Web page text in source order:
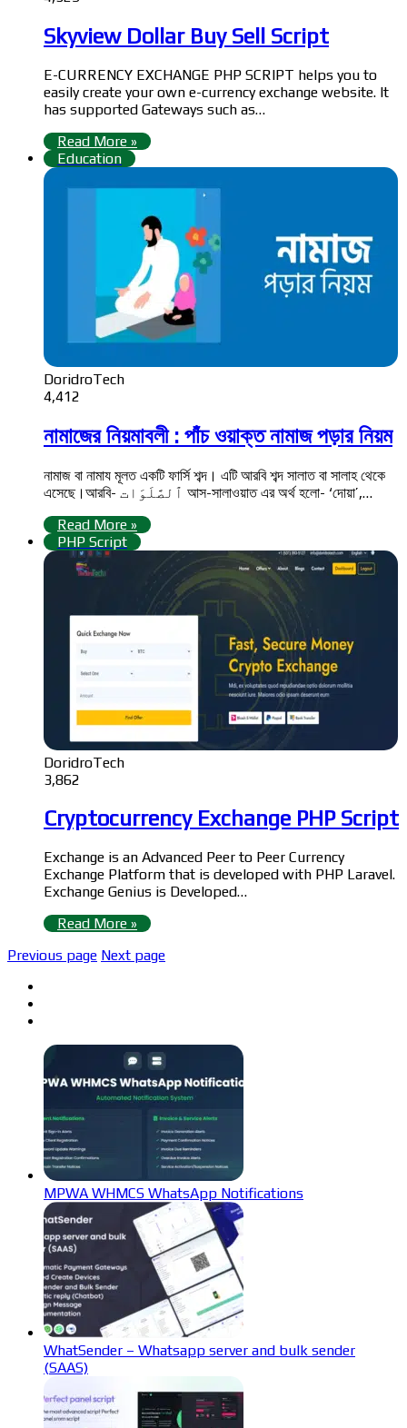
Skyview Dollar Buy Sell Script
E-CURRENCY EXCHANGE PHP SCRIPT helps you to
easily create your own e-currency exchange website. It
has supported Gateways such as…
Read More »
Education
DoridroTech
4,412
নামাজের নিয়মাবলী : পাঁচ ওয়াক্ত নামাজ পড়ার নিয়ম
নামাজ বা নামায মূলত একটি ফার্সি শব্দ। এটি আরবি শব্দ সালাত বা সালাহ থেকে
এসেছে।আরবি- ٱلصَّلَوَات‎‎ আস-সালাওয়াত এর অর্থ হলো- ‘দোয়া’,…
Read More »
PHP Script
DoridroTech
3,862
Cryptocurrency Exchange PHP Script
Exchange is an Advanced Peer to Peer Currency
Exchange Platform that is developed with PHP Laravel.
Exchange Genius is Developed…
Read More »
Previous page Next page
MPWA WHMCS WhatsApp Notifications
WhatSender – Whatsapp server and bulk sender
(SAAS)